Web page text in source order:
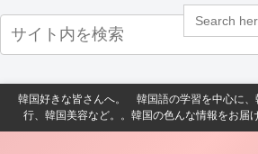
Search
for:
韓国好きな皆さんへ。 韓国語の学習を中心に、
行、韓国美容など。。韓国の色んな情報をお届